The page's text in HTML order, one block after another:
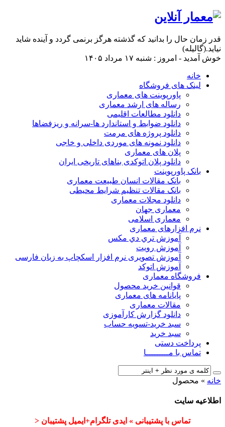
قدر زمان حال را بدانید که گذشته هرگز برنمی گردد و آینده شاید
نیاید.(گالیله)
خوش آمدید - امروز : شنبه ۱۷ مرداد ۱۴۰۵
خانه
لینک های فروشگاه
پاورپوینت های معماری
رساله های ارشد معماری
دانلود مطالعات اقلیمی
دانلود ضوابط و استاندارد ها-سرانه و ریزفضاها
دانلود پروژه های مرمت
دانلود نمونه های موردی داخلی و خاجی
پلان های معماری
دانلود پلان اتوکدی بناهای تاریخی ایران
بانک پاورپوینت
بانک مقالات انسان طبیعت معماری
بانک مقالات تنظیم شرایط محیطی
دانلود مجلات معماری
معماری جهان
معماری اسلامی
نرم افزارهای معماری
آﻣﻮزش ﺗﺮي دي ﻣﮑﺲ
آموزش رویت
آموزش تصویری نرم افزار اسکچاپ به زبان فارسی
آموزش اتوکد
فروشگاه معماری
قوانین خرید محصول
پایانامه های معماری
مقالات معماری
دانلود گزارش کارآموزی
سبد خرید-تسویه حساب
سبد خرید
پرداخت دستی
تماس با مـــــــــا
خانه » محصول
اطلاعیه سایت
تماس با پشتیبانی » ایدی تلگرام+ایمیل پشتیبان <